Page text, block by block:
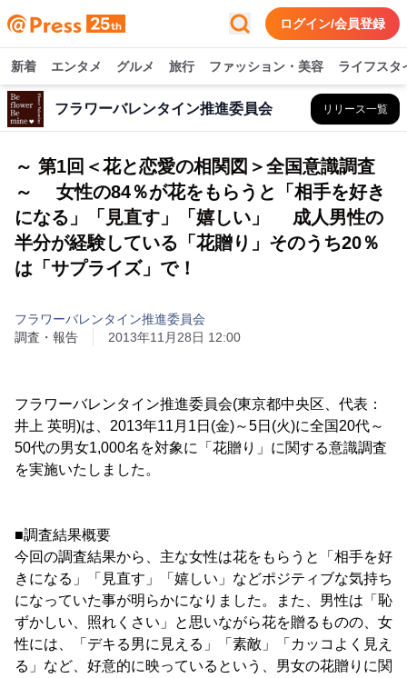
ログイン/会員登録
新着 エンタメ グルメ 旅行 ファッション・美容 ライフスタ
フラワーバレンタイン推進委員会 リリース一覧
～ 第1回＜花と恋愛の相関図＞全国意識調査
～ 女性の84％が花をもらうと「相手を好き
になる」「見直す」「嬉しい」 成人男性の
半分が経験している「花贈り」そのうち20％
は「サプライズ」で！
フラワーバレンタイン推進委員会
調査・報告
2013年11月28日 12:00
フラワーバレンタイン推進委員会(東京都中央区、代表：
井上 英明)は、2013年11月1日(金)～5日(火)に全国20代～
50代の男女1,000名を対象に「花贈り」に関する意識調査
を実施いたしました。
■調査結果概要
今回の調査結果から、主な女性は花をもらうと「相手を好
きになる」「見直す」「嬉しい」などポジティブな気持ち
になっていた事が明らかになりました。また、男性は「恥
ずかしい、照れくさい」と思いながら花を贈るものの、女
性には、「デキる男に見える」「素敵」「カッコよく見え
る」など、好意的に映っているという、男女の花贈りに関